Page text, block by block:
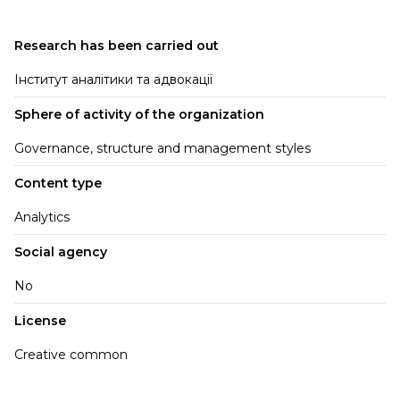
Research has been carried out
Інститут аналітики та адвокації
Sphere of activity of the organization
Governance, structure and management styles
Content type
Analytics
Social agency
No
License
Creative common